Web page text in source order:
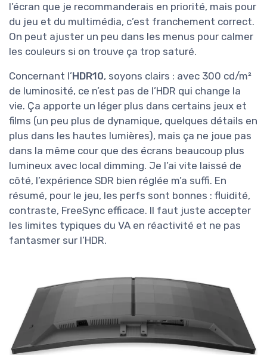
l’écran que je recommanderais en priorité, mais pour
du jeu et du multimédia, c’est franchement correct.
On peut ajuster un peu dans les menus pour calmer
les couleurs si on trouve ça trop saturé.
Concernant l’HDR10, soyons clairs : avec 300 cd/m²
de luminosité, ce n’est pas de l’HDR qui change la
vie. Ça apporte un léger plus dans certains jeux et
films (un peu plus de dynamique, quelques détails en
plus dans les hautes lumières), mais ça ne joue pas
dans la même cour que des écrans beaucoup plus
lumineux avec local dimming. Je l’ai vite laissé de
côté, l’expérience SDR bien réglée m’a suffi. En
résumé, pour le jeu, les perfs sont bonnes : fluidité,
contraste, FreeSync efficace. Il faut juste accepter
les limites typiques du VA en réactivité et ne pas
fantasmer sur l’HDR.